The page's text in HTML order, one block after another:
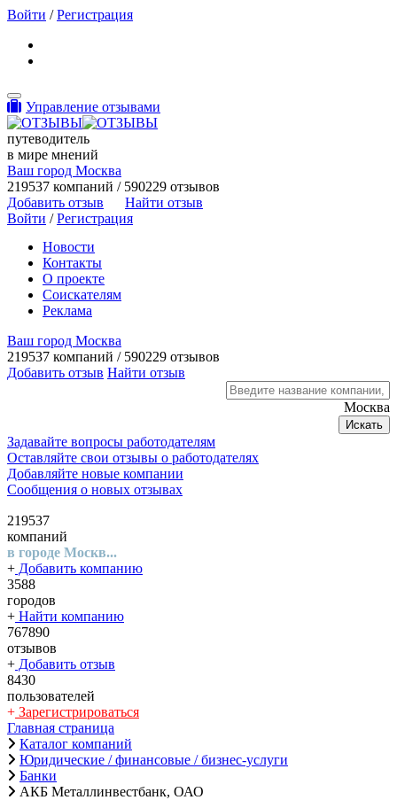
Войти /Регистрация
Toggle navigation
Управление отзывами
путеводитель
в мире мнений
Ваш город Москва
219537 компаний / 590229 отзывов
Добавить отзыв
Найти отзыв
Войти /Регистрация
Новости
Контакты
О проекте
Соискателям
Реклама
Ваш город Москва
219537 компаний / 590229 отзывов
Добавить отзыв Найти отзыв
Москва
Искать
Задавайте вопросы работодателям
Оставляйте свои отзывы о работодателях
Добавляйте новые компании
Сообщения о новых отзывах
219537
компаний
в городе Москв...
+ Добавить компанию
3588
городов
+ Найти компанию
767890
отзывов
+ Добавить отзыв
8430
пользователей
+ Зарегистрироваться
Главная страница
Каталог компаний
Юридические / финансовые / бизнес-услуги
Банки
АКБ Металлинвестбанк, ОАО